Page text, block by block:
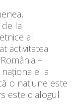
la
al
activitatea
–
naționale la
o națiune este
este dialogul